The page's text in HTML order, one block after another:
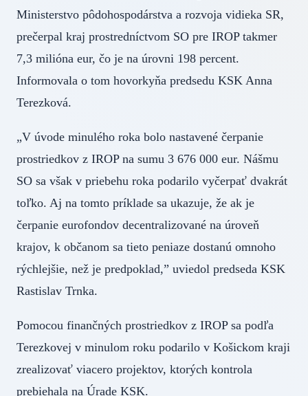
Ministerstvo pôdohospodárstva a rozvoja vidieka SR,
prečerpal kraj prostredníctvom SO pre IROP takmer
7,3 milióna eur, čo je na úrovni 198 percent.
Informovala o tom hovorkyňa predsedu KSK Anna
Terezková.
„V úvode minulého roka bolo nastavené čerpanie
prostriedkov z IROP na sumu 3 676 000 eur. Nášmu
SO sa však v priebehu roka podarilo vyčerpať dvakrát
toľko. Aj na tomto príklade sa ukazuje, že ak je
čerpanie eurofondov decentralizované na úroveň
krajov, k občanom sa tieto peniaze dostanú omnoho
rýchlejšie, než je predpoklad,” uviedol predseda KSK
Rastislav Trnka.
Pomocou finančných prostriedkov z IROP sa podľa
Terezkovej v minulom roku podarilo v Košickom kraji
zrealizovať viacero projektov, ktorých kontrola
prebiehala na Úrade KSK.